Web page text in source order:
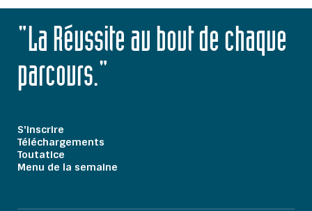
"La Réussite au bout de chaque
parcours."
S'inscrire
Téléchargements
Toutatice
Menu de la semaine